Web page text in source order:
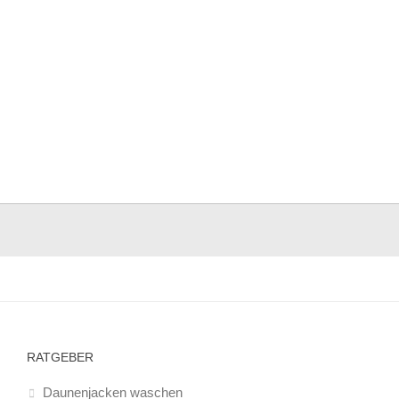
RATGEBER
Daunenjacken waschen